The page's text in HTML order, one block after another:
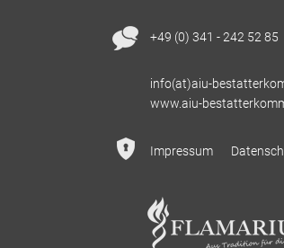
+49 (0) 341 - 242 52 85
info(at)aiu-
www.aiu-
Impressum